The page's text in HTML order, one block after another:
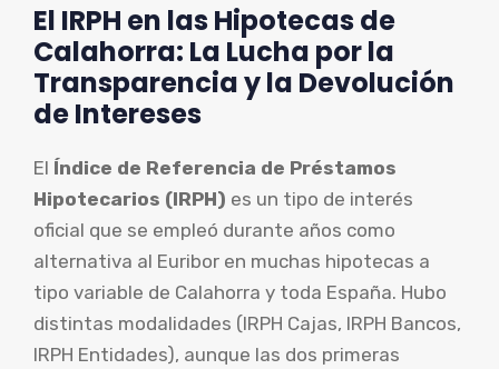
El IRPH en las Hipotecas de
Calahorra: La Lucha por la
Transparencia y la Devolución
de Intereses
El Índice de Referencia de Préstamos
Hipotecarios (IRPH) es un tipo de interés
oficial que se empleó durante años como
alternativa al Euribor en muchas hipotecas a
tipo variable de Calahorra y toda España. Hubo
distintas modalidades (IRPH Cajas, IRPH Bancos,
IRPH Entidades), aunque las dos primeras